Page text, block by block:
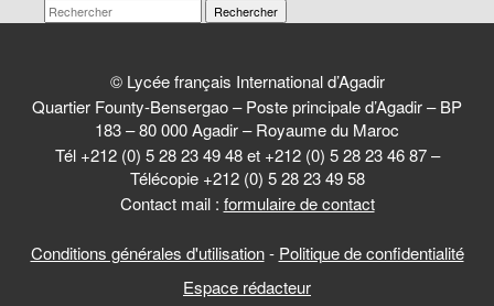
Rechercher
© Lycée français International d’Agadir
Quartier Founty-Bensergao – Poste principale d’Agadir – BP
183 – 80 000 Agadir – Royaume du Maroc
Tél +212 (0) 5 28 23 49 48 et +212 (0) 5 28 23 46 87 –
Télécopie +212 (0) 5 28 23 49 58
Contact mail : formulaire de contact
Conditions générales d'utilisation- Politique de confidentialité
Espace rédacteur